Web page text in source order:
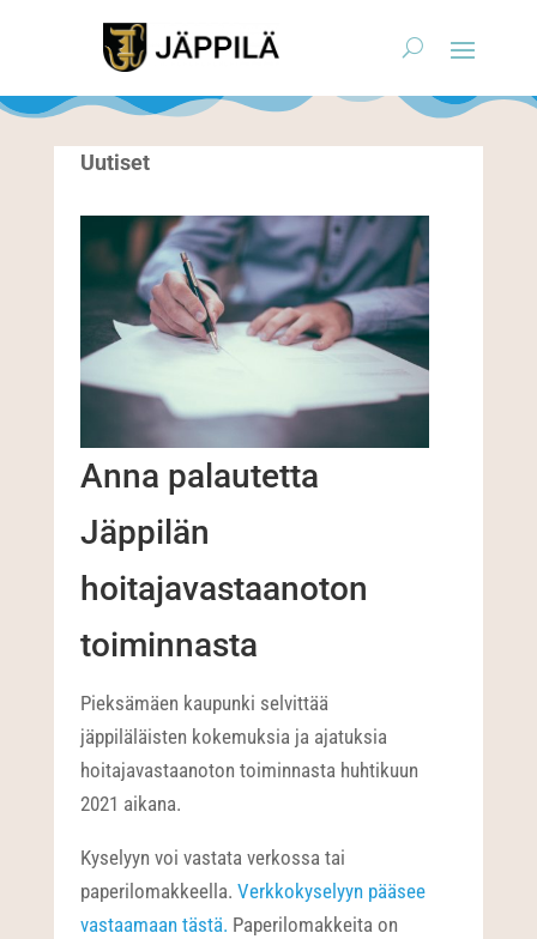
Uutiset
Anna palautetta
Jäppilän
hoitajavastaanoton
toiminnasta
Pieksämäen kaupunki selvittää
jäppiläläisten kokemuksia ja ajatuksia
hoitajavastaanoton toiminnasta huhtikuun
2021 aikana.
Kyselyyn voi vastata verkossa tai
paperilomakkeella.Verkkokyselyyn pääsee
vastaamaan tästä. Paperilomakkeita on